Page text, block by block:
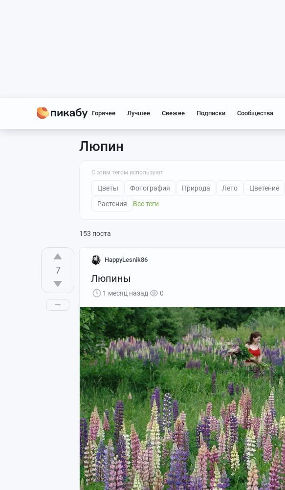
Горячее Лучшее Свежее Подписки Сообщества
Люпин
С этим тегом используют:
Цветы Фотография Природа Лето Цветение
Растения
Все теги
153 поста
7
HappyLesnik86
Люпины
1 месяц назад 0